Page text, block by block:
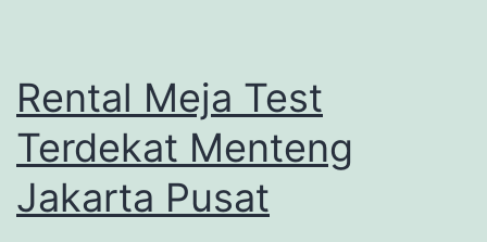
Rental Meja Test
Terdekat Menteng
Jakarta Pusat